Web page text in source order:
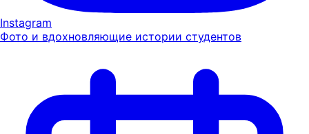
Instagram
Фото и вдохновляющие истории студентов